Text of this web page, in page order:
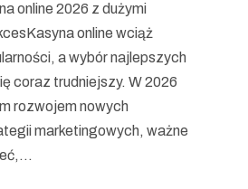
online 2026 z dużymi
online wciąż
a wybór najlepszych
coraz trudniejszy. W 2026
rozwojem nowych
marketingowych, ważne